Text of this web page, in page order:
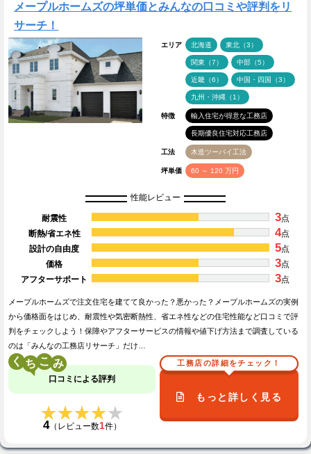
メープルホームズの坪単価とみんなの口コミや評判をリ
サーチ！
エリア 北海道 東北（3）
関東（7） 中部（5）
近畿（6） 中国・四国（3）
九州・沖縄（1）
特徴 輸入住宅が得意な工務店
長期優良住宅対応工務店
工法 木造ツーバイ工法
坪単価 60 ～ 120 万円
性能レビュー
耐震性 3点
断熱/省エネ性
4点
設計の自由度
5点
価格
3点
アフターサポート
3点
メープルホームズで注文住宅を建てて良かった？悪かった？メープルホームズの実例
から価格面をはじめ、耐震性や気密断熱性、省エネ性などの住宅性能など口コミで評
判をチェックしよう！保障やアフターサービスの情報や値下げ方法まで調査している
のは「みんなの工務店リサーチ」だけ…
く こ
口コミによる評判
★★★★★
★★★★★
4（レビュー数1件）
工務店の詳細をチェック！
もっと詳しく見る